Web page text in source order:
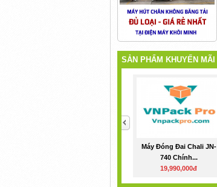
SẢN PHẨM KHUYẾN MÃI
Máy Đóng Đai Chali JN-
740 Chính...
19,990,000đ